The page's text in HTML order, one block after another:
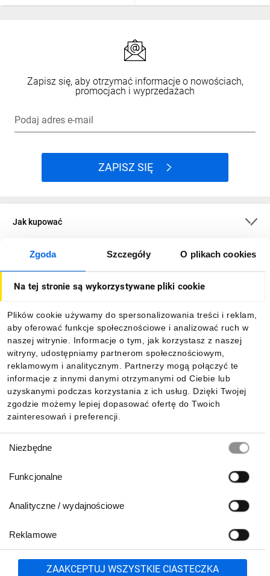
Zgoda Szczegóły O plikach cookies
Na tej stronie są wykorzystywane pliki cookie
Plików cookie używamy do spersonalizowania treści i reklam,
aby oferować funkcje społecznościowe i analizować ruch w
naszej witrynie. Informacje o tym, jak korzystasz z naszej
witryny, udostępniamy partnerom społecznościowym,
reklamowym i analitycznym. Partnerzy mogą połączyć te
informacje z innymi danymi otrzymanymi od Ciebie lub
uzyskanymi podczas korzystania z ich usług. Dzięki Twojej
zgodzie możemy lepiej dopasować ofertę do Twoich
zainteresowań i preferencji.
zgody
Niezbędne
Funkcjonalne
Analityczne / wydajnościowe
Reklamowe
ZAAKCEPTUJ WSZYSTKIE CIASTECZKA
Zapisz się, aby otrzymać informacje o nowościach,
promocjach i wyprzedażach
Podaj adres e-mail
ZAPISZ SIĘ
Jak kupować
O firmie
Informacje
Pobierz naszą aplikację mobilną:
801 500 700 lub
71 37 61 600